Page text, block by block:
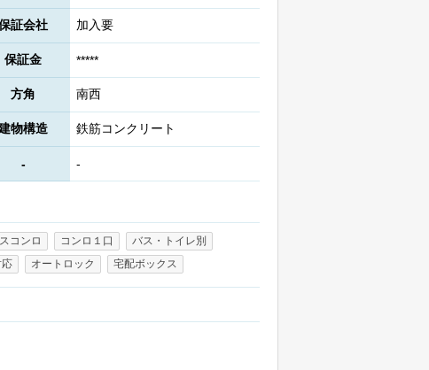
証会社 加入要
保証金 *****
方角 南西
物構造 鉄筋コンクリート
- -
コンロ コンロ１口
バス・トイレ別
応 オートロック 宅配ボックス